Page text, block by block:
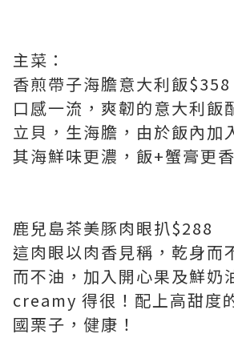
主菜：
香煎帶子海膽意大利飯$358
口感一流，爽韌的意大利飯
立貝，生海膽，由於飯內加
其海鮮味更濃，飯+蟹膏更
鹿兒島茶美豚肉眼扒$288
這肉眼以肉香見稱，乾身而
而不油，加入開心果及鮮奶
creamy 得很！配上高甜度
國栗子，健康！